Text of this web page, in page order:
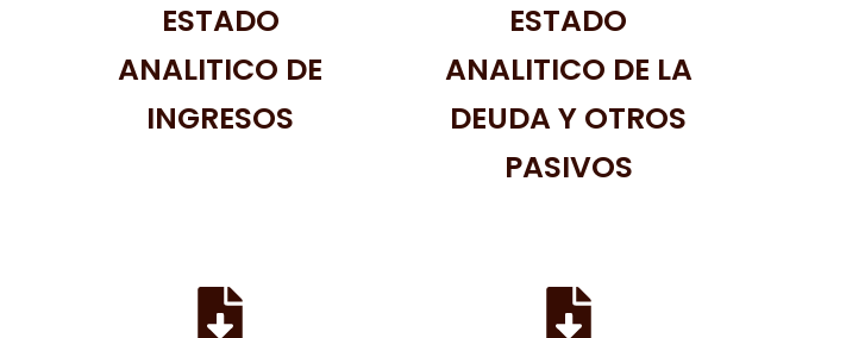
ESTADO
ANALITICO DE
INGRESOS
ESTADO
ANALITICO DE LA
DEUDA Y OTROS
PASIVOS